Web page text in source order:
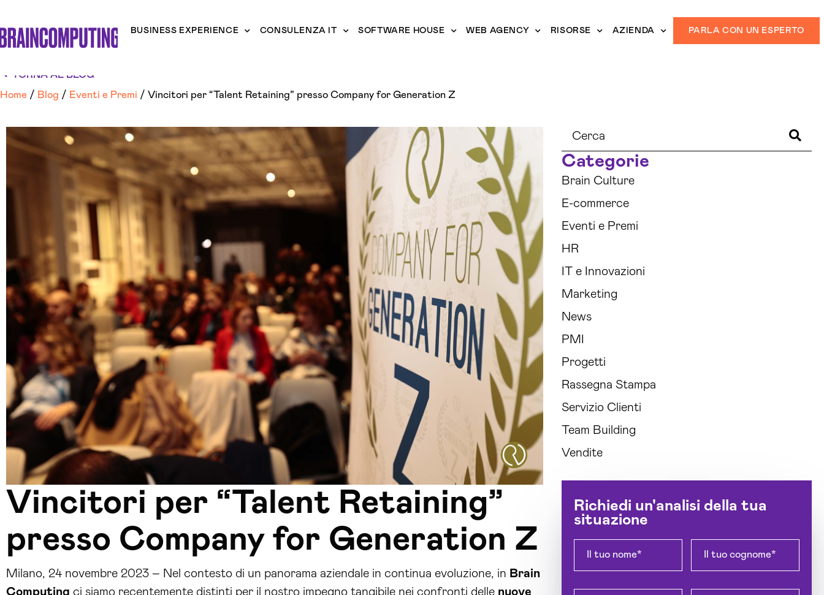
BUSINESS EXPERIENCE CONSULENZA IT SOFTWARE HOUSE WEB AGENCY RISORSE AZIENDA PARLA CON UN ESPERTO
TORNA AL BLOG
Home / Blog / Eventi e Premi / Vincitori per “Talent Retaining” presso Company for Generation Z
Vincitori per “Talent Retaining”
presso Company for Generation Z
Milano, 24 novembre 2023 – Nel contesto di un panorama aziendale in continua evoluzione, in Brain
Computing ci siamo recentemente distinti per il nostro impegno tangibile nei confronti delle nuove
Categorie
Brain Culture
E-commerce
Eventi e Premi
HR
IT e Innovazioni
Marketing
News
PMI
Progetti
Rassegna Stampa
Servizio Clienti
Team Building
Vendite
Richiedi un'analisi della tua
situazione